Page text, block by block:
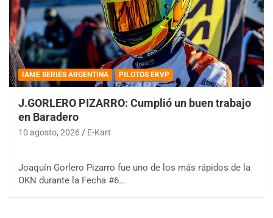
IAME SERIES ARGENTINA PILOTOS EKVP
J.GORLERO PIZARRO: Cumplió un buen trabajo
en Baradero
10 agosto, 2026 E-Kart
Joaquín Gorlero Pizarro fue uno de los más rápidos de la
OKN durante la Fecha #6…